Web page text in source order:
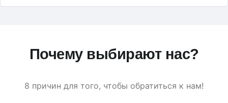
Почему выбирают нас?
8 причин для того, чтобы обратиться к нам!